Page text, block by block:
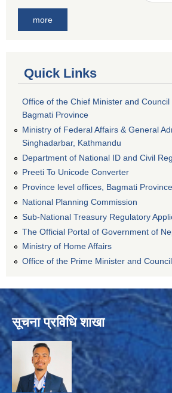
more
Quick Links
Office of the Chief Minister and Council
Bagmati Province
Ministry of Federal Affairs & General
Singhadarbar, Kathmandu
Department of National ID and Civil
Preeti To Unicode Converter
Province level offices, Bagmati Province
National Planning Commission
Sub-National Treasury Regulatory
The Official Portal of Government of
Ministry of Home Affairs
Office of the Prime Minister and
सूचना प्रविधि शाखा